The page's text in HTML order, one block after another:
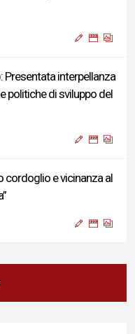
Presentata interpellanza
politiche di sviluppo del
cordoglio e vicinanza al
temporanee alla
di riqualificazione